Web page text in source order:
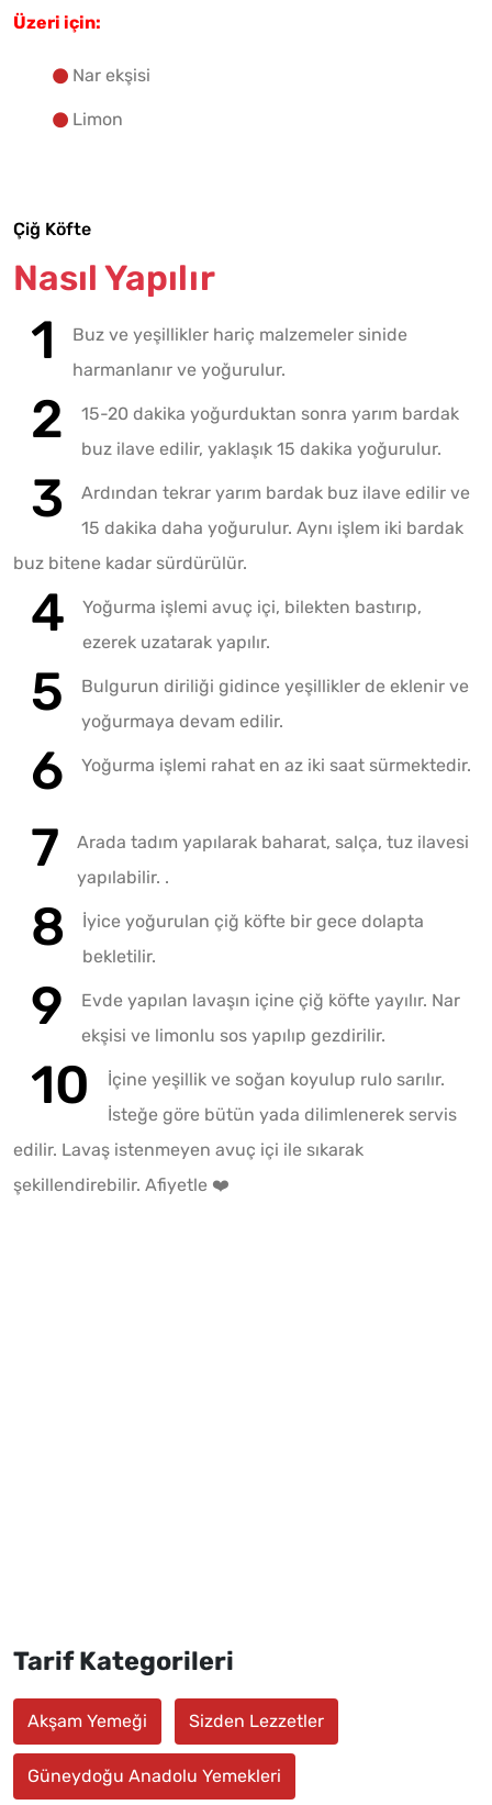
Üzeri için:
Nar ekşisi
Limon
Çiğ Köfte
Nasıl Yapılır
Buz ve yeşillikler hariç malzemeler sinide
harmanlanır ve yoğurulur.
15-20 dakika yoğurduktan sonra yarım bardak
buz ilave edilir, yaklaşık 15 dakika yoğurulur.
Ardından tekrar yarım bardak buz ilave edilir ve
15 dakika daha yoğurulur. Aynı işlem iki bardak
buz bitene kadar sürdürülür.
Yoğurma işlemi avuç içi, bilekten bastırıp,
ezerek uzatarak yapılır.
Bulgurun diriliği gidince yeşillikler de eklenir ve
yoğurmaya devam edilir.
Yoğurma işlemi rahat en az iki saat sürmektedir.
Arada tadım yapılarak baharat, salça, tuz ilavesi
yapılabilir. .
İyice yoğurulan çiğ köfte bir gece dolapta
bekletilir.
Evde yapılan lavaşın içine çiğ köfte yayılır. Nar
ekşisi ve limonlu sos yapılıp gezdirilir.
İçine yeşillik ve soğan koyulup rulo sarılır.
İsteğe göre bütün yada dilimlenerek servis
edilir. Lavaş istenmeyen avuç içi ile sıkarak
şekillendirebilir. Afiyetle ❤️
Tarif Kategorileri
Akşam Yemeği Sizden Lezzetler
Güneydoğu Anadolu Yemekleri